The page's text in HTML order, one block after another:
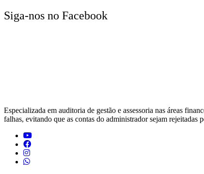
Siga-nos no Facebook
Especializada em auditoria de gestão e assessoria nas áreas
falhas, evitando que as contas do administrador sejam